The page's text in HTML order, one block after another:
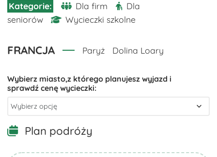
Dla firm
Dla
seniorów
Wycieczki szkolne
FRANCJA Paryż Dolina Loary
Plan podróży